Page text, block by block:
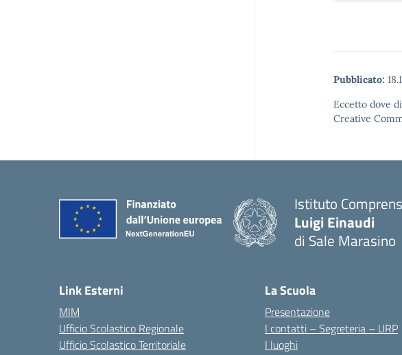
Pubblicato:
Eccetto dove
Creative
Istituto
Luigi Einaudi
di Sale Marasino
Link Esterni
MIM
Ufficio Scolastico Regionale
Ufficio Scolastico Territoriale
La Scuola
Presentazione
I contatti – Segreteria – URP
I luoghi